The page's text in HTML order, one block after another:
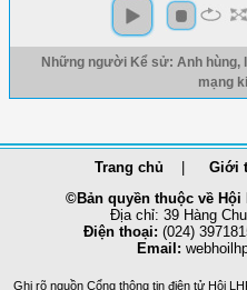
Những người Kể sử: Anh hùng,
mạng
Trang chủ Giới
©Bản quyền thuộc về
Địa chỉ: 39 Hàng
Điện thoại: (024)
Email:
Ghi rõ nguồn Cổng thông tin điện tử Hội